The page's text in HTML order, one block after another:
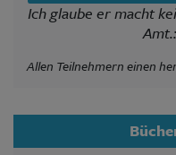
Ich glaube er macht
Allen Teilnehmern einen